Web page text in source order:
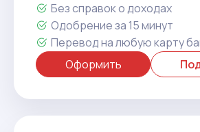
Без справок о доходах
Одобрение за 15 минут
Перевод на любую карту
Оформить